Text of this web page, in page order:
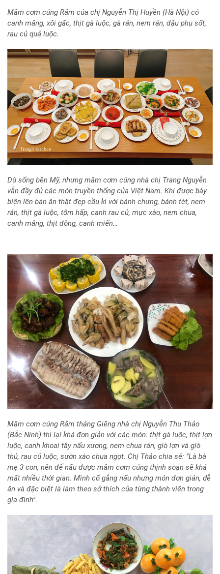
Mâm cơm cúng Rằm của chị Nguyễn Thị Huyền (Hà Nội) có
canh măng, xôi gấc, thịt gà luộc, gà rán, nem rán, đậu phụ sốt,
rau củ quả luộc.
Dù sống bên Mỹ, nhưng mâm cơm cúng nhà chị Trang Nguyễn
vẫn đầy đủ các món truyền thống của Việt Nam. Khi được bày
biện lên bàn ăn thật đẹp cầu kì với bánh chưng, bánh tét, nem
rán, thịt gà luộc, tôm hấp, canh rau củ, mực xào, nem chua,
canh măng, thịt đông, canh miến…
Mâm cơm cúng Rằm tháng Giêng nhà chị Nguyễn Thu Thảo
(Bắc Ninh) thì lại khá đơn giản với các món: thịt gà luộc, thịt lợn
luộc, canh khoai tây nấu xương, nem chua rán, giò lợn và giò
thủ, rau củ luộc, sườn xào chua ngọt. Chị Thảo chia sẻ: "Là bà
mẹ 3 con, nên để nấu được mâm cơm cúng thịnh soạn sẽ khá
mất nhiều thời gian. Mình cố gắng nấu nhưng món đơn giản, dễ
ăn và đặc biệt là làm theo sở thích của từng thành viên trong
gia đình".